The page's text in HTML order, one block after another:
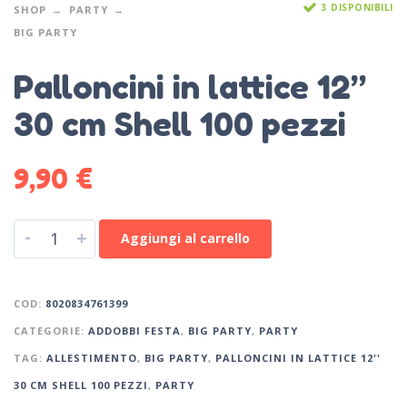
SHOP
PARTY
BIG PARTY
3 DISPONIBILI
Palloncini in lattice 12”
30 cm Shell 100 pezzi
9,90 €
- + Aggiungi al carrello
COD: 8020834761399
CATEGORIE: ADDOBBI FESTA , BIG PARTY, PARTY
TAG: ALLESTIMENTO, BIG PARTY, PALLONCINI IN LATTICE 12''
30 CM SHELL 100 PEZZI , PARTY